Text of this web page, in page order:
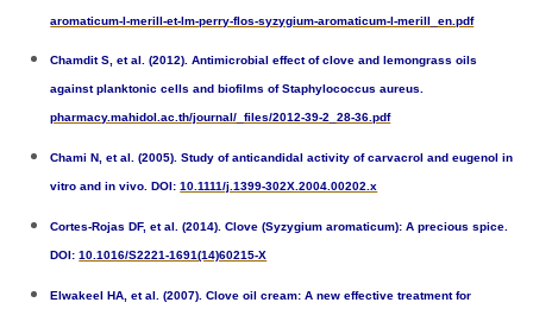
aromaticum-l-merill-et-lm-perry-flos-syzygium-aromaticum-l-merill_en.pdf
Chamdit S, et al. (2012). Antimicrobial effect of clove and lemongrass oils
against planktonic cells and biofilms of Staphylococcus aureus.
pharmacy.mahidol.ac.th/journal/_files/2012-39-2_28-36.pdf
Chami N, et al. (2005). Study of anticandidal activity of carvacrol and eugenol in
vitro and in vivo. DOI:10.1111/j.1399-302X.2004.00202.x
Cortes-Rojas DF, et al. (2014). Clove (Syzygium aromaticum): A precious spice.
DOI:10.1016/S2221-1691(14)60215-X
Elwakeel HA, et al. (2007). Clove oil cream: A new effective treatment for